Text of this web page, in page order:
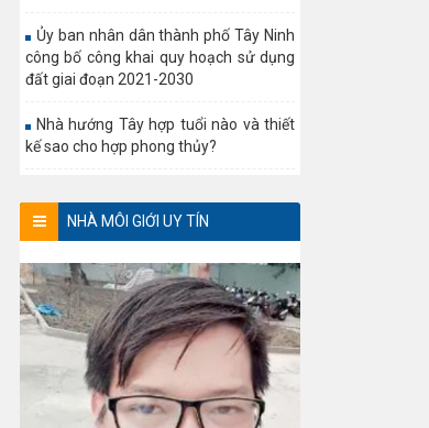
Ủy ban nhân dân thành phố Tây Ninh
công bố công khai quy hoạch sử dụng
đất giai đoạn 2021-2030
Nhà hướng Tây hợp tuổi nào và thiết
kế sao cho hợp phong thủy?
NHÀ MÔI GIỚI UY TÍN